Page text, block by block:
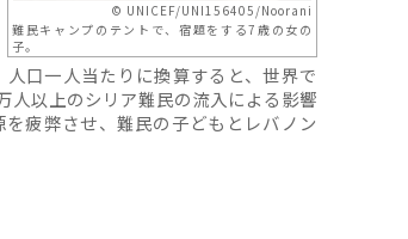
© UNICEF/UNI156405/Noorani
難民キャンプのテントで、宿題をする7歳の女の
子。
口一人当たりに換算すると、世界で
人以上のシリア難民の流入による影響
疲弊させ、難民の子どもとレバノン